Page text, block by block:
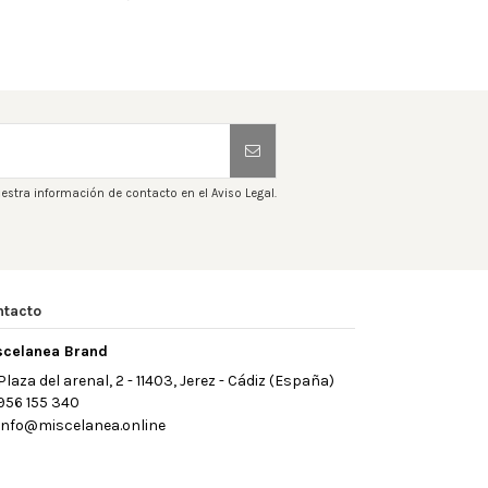
información de contacto en el Aviso Legal.
Brand
del arenal, 2 - 11403, Jerez - Cádiz (España)
155 340